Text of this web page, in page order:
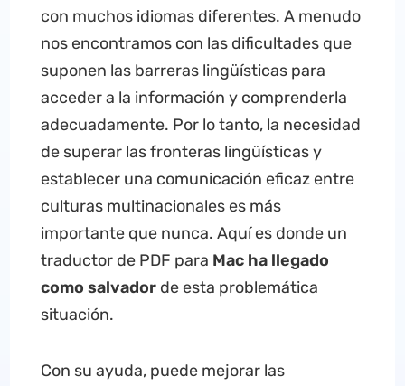
con muchos idiomas diferentes. A menudo
nos encontramos con las dificultades que
suponen las barreras lingüísticas para
acceder a la información y comprenderla
adecuadamente. Por lo tanto, la necesidad
de superar las fronteras lingüísticas y
establecer una comunicación eficaz entre
culturas multinacionales es más
importante que nunca. Aquí es donde un
traductor de PDF para Mac ha llegado
como salvadorde esta problemática
situación.
Con su ayuda, puede mejorar las